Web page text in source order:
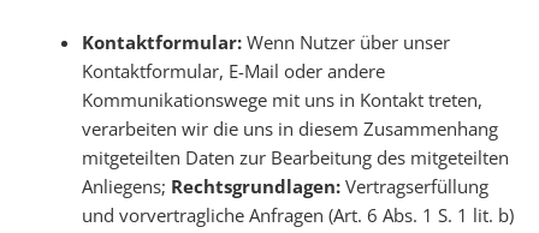
Kontaktformular:Wenn Nutzer über unser
Kontaktformular, E-Mail oder andere
Kommunikationswege mit uns in Kontakt treten,
verarbeiten wir die uns in diesem Zusammenhang
mitgeteilten Daten zur Bearbeitung des mitgeteilten
Anliegens; Rechtsgrundlagen: Vertragserfüllung
und vorvertragliche Anfragen (Art. 6 Abs. 1 S. 1 lit. b)